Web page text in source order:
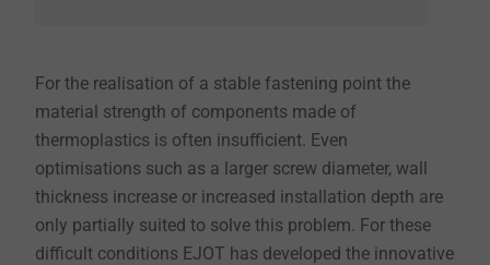
For the realisation of a stable fastening point the
material strength of components made of
thermoplastics is often insufficient. Even
optimisations such as a larger screw diameter, wall
thickness increase or increased installation depth are
only partially suited to solve this problem. For these
difficult conditions EJOT has developed the innovative